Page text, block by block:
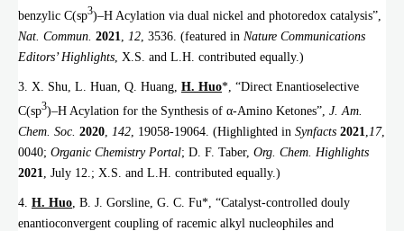
benzylic C(sp3)–H Acylation via dual nickel and photoredox catalysis”,
Nat. Commun. 2021, 12, 3536. (featured in Nature Communications
Editors’ Highlights, X.S. and L.H. contributed equally.)
3. X. Shu, L. Huan, Q. Huang, H. Huo*, “Direct Enantioselective
C(sp3)–H Acylation for the Synthesis of α-Amino Ketones”, J. Am.
Chem. Soc. 2020 142 , 19058-19064. (Highlighted in Synfacts 2021 17,
0040; Organic Chemistry Portal; D. F. Taber, Org. Chem. Highlights
2021
, July 12.; X.S. and L.H. contributed equally.)
4. H. Huo , B. J. Gorsline, G. C. Fu*, “Catalyst-controlled douly
enantioconvergent coupling of racemic alkyl nucleophiles and